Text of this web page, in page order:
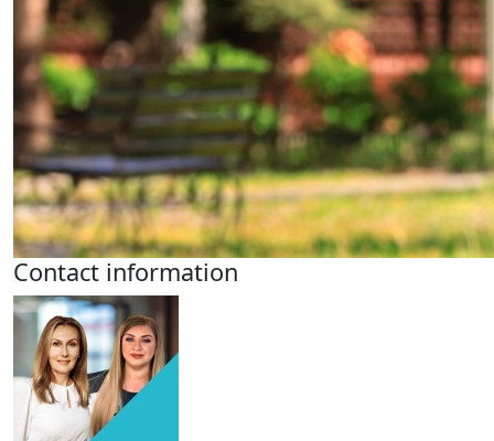
Contact information